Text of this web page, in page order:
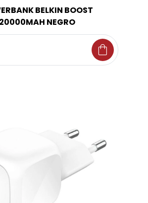
BELKIN BOOST
20000MAH NEGRO
shopping_bag